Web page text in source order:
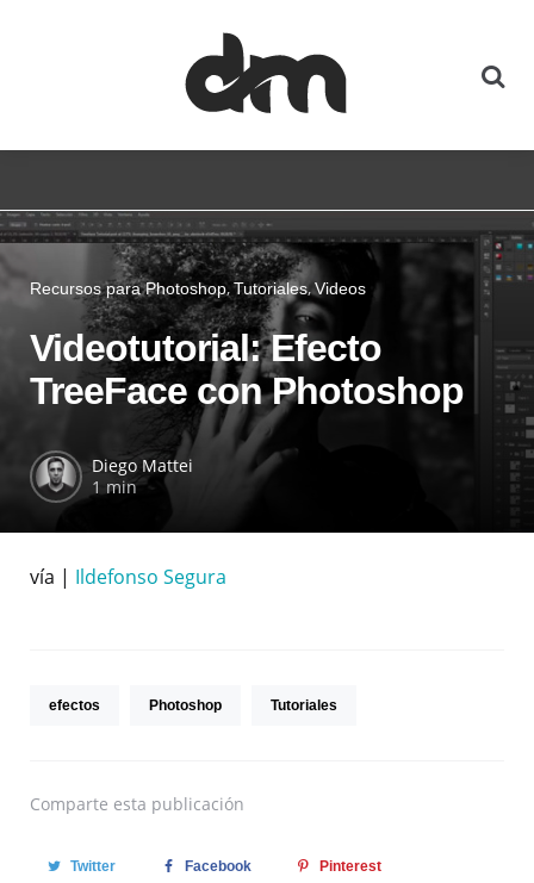
Recursos para Photoshop Tutoriales Videos
Videotutorial: Efecto
TreeFace con Photoshop
Diego Mattei
1 min
vía | Ildefonso Segura
efectos Photoshop Tutoriales
Comparte esta publicación
Twitter Facebook Pinterest